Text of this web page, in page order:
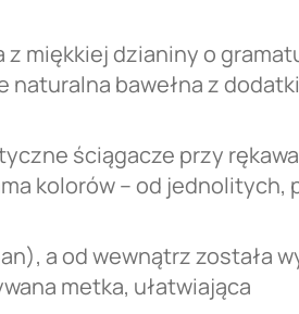
miękkiej dzianiny o
naturalna bawełna z
ściągacze przy
kolorów – od jednolitych,
a od wewnątrz została
metka, ułatwiająca